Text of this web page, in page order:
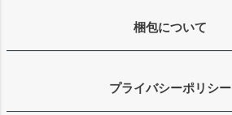
梱包について
プライバシーポリシー